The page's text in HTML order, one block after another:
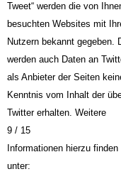
Tweet“ werden die von
besuchten Websites mit
Nutzern bekannt gegeben.
werden auch Daten an
als Anbieter der Seiten
Kenntnis vom Inhalt der
Twitter erhalten. Weitere
9 / 15
Informationen hierzu
unter: